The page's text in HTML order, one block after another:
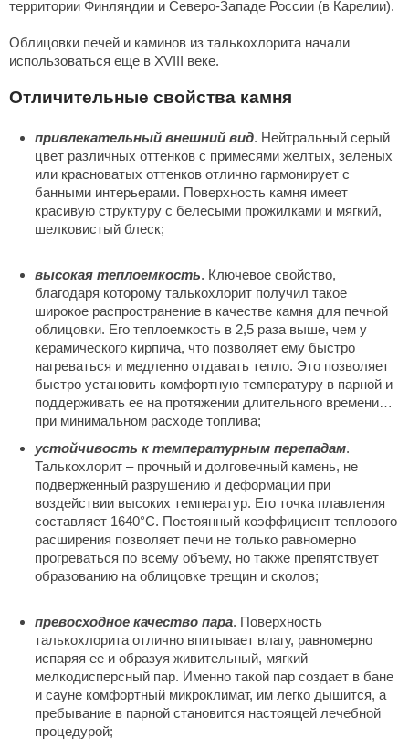
территории Финляндии и Северо-Западе России (в Карелии).
Облицовки печей и каминов из талькохлорита начали
использоваться еще в XVIII веке.
Отличительные свойства камня
привлекательный внешний вид. Нейтральный серый
цвет различных оттенков с примесями желтых, зеленых
или красноватых оттенков отлично гармонирует с
банными интерьерами. Поверхность камня имеет
красивую структуру с белесыми прожилками и мягкий,
шелковистый блеск;
высокая теплоемкость. Ключевое свойство,
благодаря которому талькохлорит получил такое
широкое распространение в качестве камня для печной
облицовки. Его теплоемкость в 2,5 раза выше, чем у
керамического кирпича, что позволяет ему быстро
нагреваться и медленно отдавать тепло. Это позволяет
быстро установить комфортную температуру в парной и
поддерживать ее на протяжении длительного времени
при минимальном расходе топлива;
устойчивость к температурным перепадам.
Талькохлорит – прочный и долговечный камень, не
подверженный разрушению и деформации при
воздействии высоких температур. Его точка плавления
составляет 1640°C. Постоянный коэффициент теплового
расширения позволяет печи не только равномерно
прогреваться по всему объему, но также препятствует
образованию на облицовке трещин и сколов;
превосходное качество пара. Поверхность
талькохлорита отлично впитывает влагу, равномерно
испаряя ее и образуя живительный, мягкий
мелкодисперсный пар. Именно такой пар создает в бане
и сауне комфортный микроклимат, им легко дышится, а
пребывание в парной становится настоящей лечебной
процедурой;